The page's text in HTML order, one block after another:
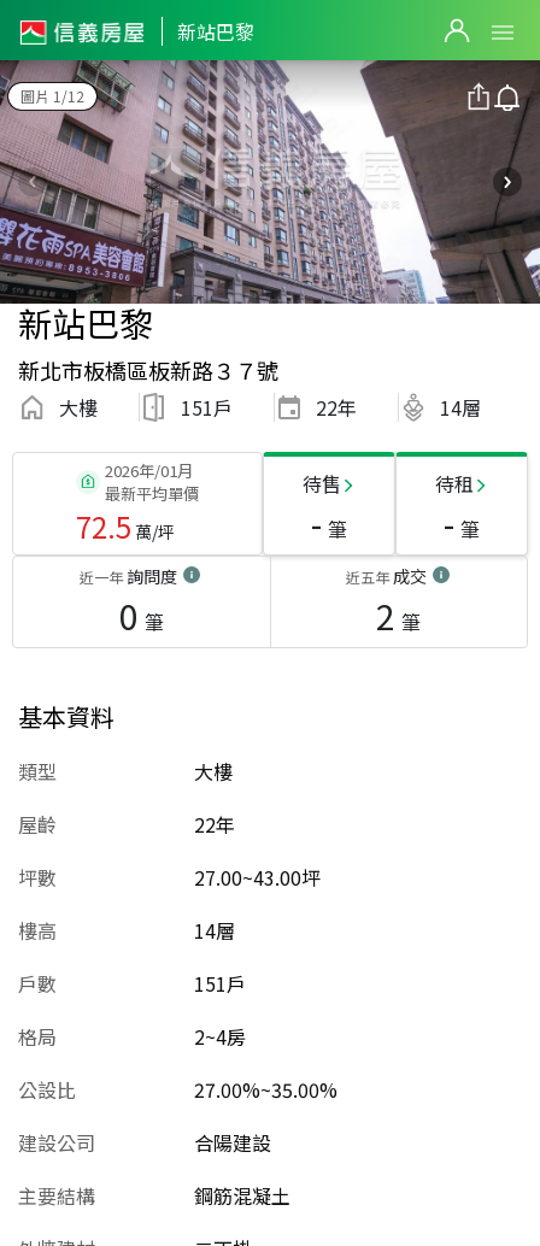
新站巴黎
圖片 1/12
新站巴黎
新北市板橋區板新路３７號
大樓 151戶 22年 14層
2026年/01月
最新平均單價
72.5 萬/坪
待售
- 筆
待租
- 筆
近一年詢問度
0 筆
近五年成交
2 筆
基本資料
類型
大樓
屋齡
22年
坪數
27.00~43.00坪
樓高
14層
戶數
151戶
格局
2~4房
公設比
27.00%~35.00%
建設公司
合陽建設
主要結構
鋼筋混凝土